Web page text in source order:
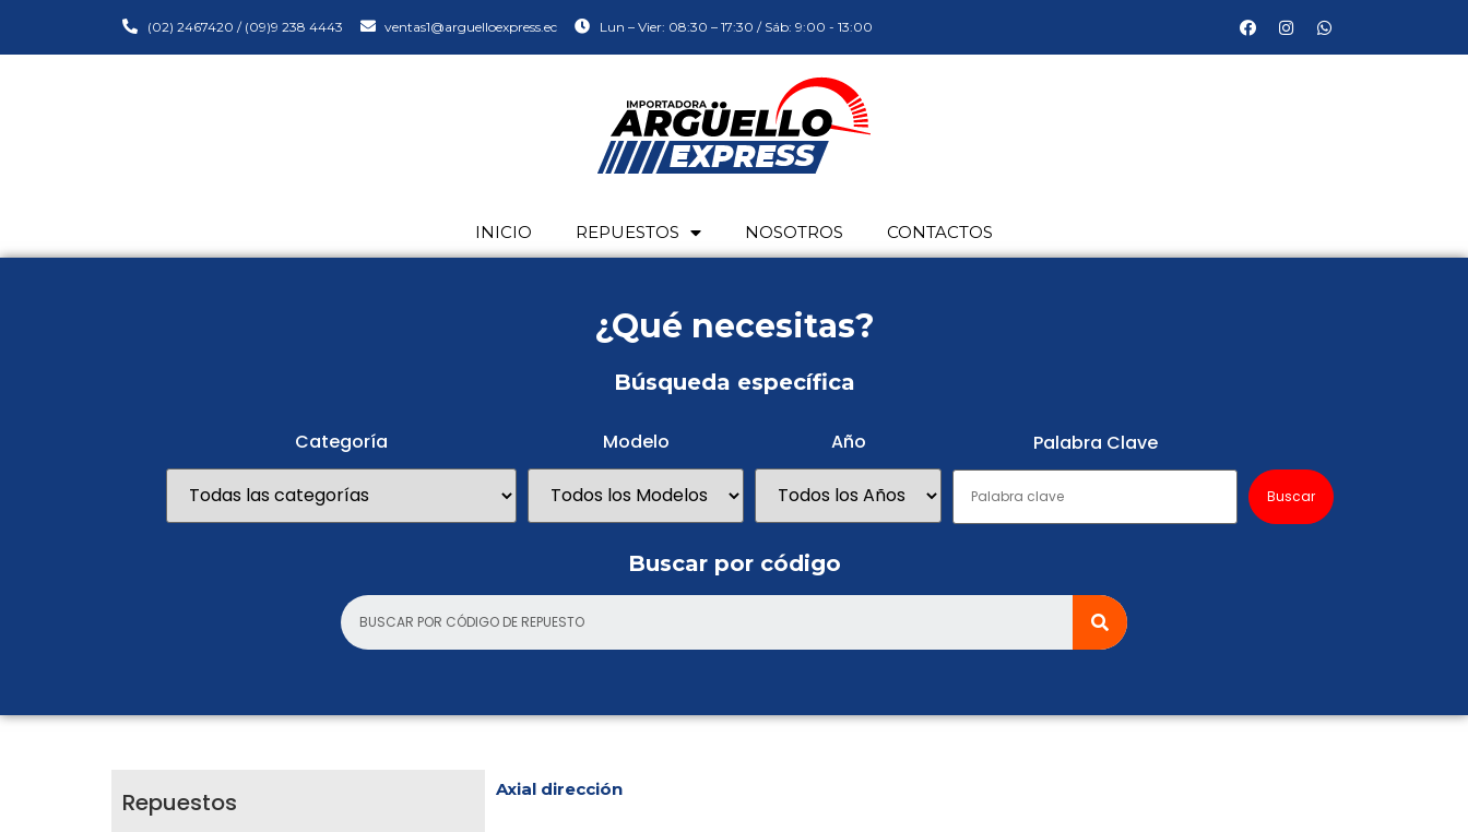
(02) 2467420 / (09)9 238 4443 ventas1@arguelloexpress.ec Lun – Vier: 08:30 – 17:30 / Sáb: 9:00 - 13:00
INICIO REPUESTOS NOSOTROS CONTACTOS
¿Qué necesitas?
Búsqueda específica
Categoría Modelo Año Palabra Clave
Buscar por código
Repuestos Axial dirección